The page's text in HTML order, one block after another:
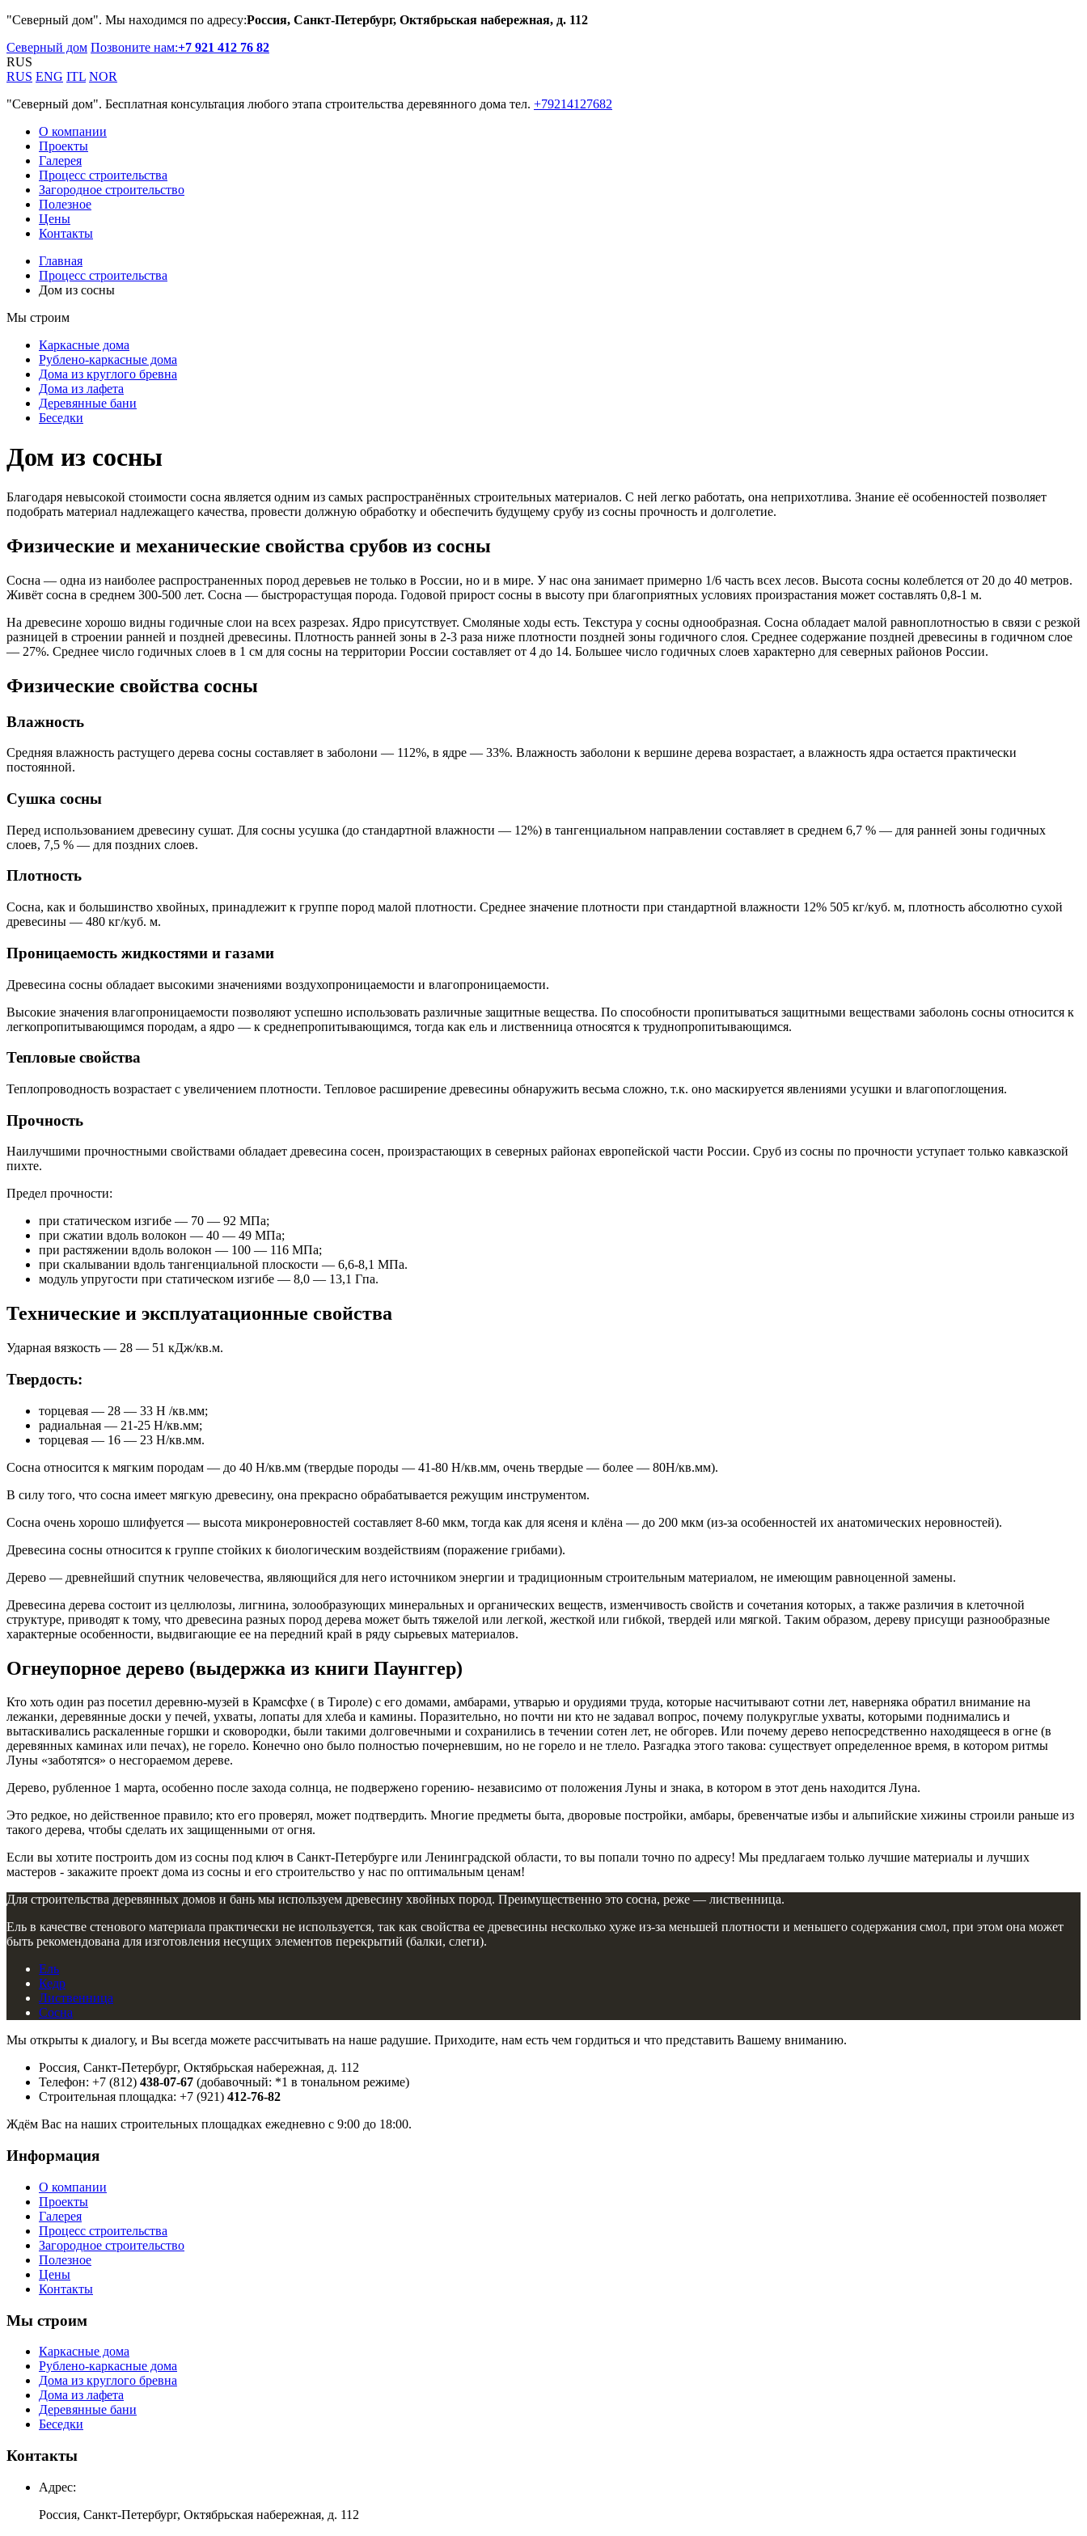
"Северный дом". Мы находимся по адресу:Россия, Санкт-Петербург, Октябрьская набережная, д. 112
Северный дом Позвоните нам:+7 921 412 76 82
RUS
RUS ENG ITL NOR
"Северный дом". Бесплатная консультация любого этапа строительства деревянного дома тел. +79214127682
О компании
Проекты
Галерея
Процесс строительства
Загородное строительство
Полезное
Цены
Контакты
Главная
Процесс строительства
Дом из сосны
Мы строим
Каркасные дома
Рублено-каркасные дома
Дома из круглого бревна
Дома из лафета
Деревянные бани
Беседки
Дом из сосны
Благодаря невысокой стоимости сосна является одним из самых распространённых строительных материалов. С ней легко работать, она неприхотлива. Знание её особенностей позволяет
подобрать материал надлежащего качества, провести должную обработку и обеспечить будущему срубу из сосны прочность и долголетие.
Физические и механические свойства срубов из сосны
Сосна — одна из наиболее распространенных пород деревьев не только в России, но и в мире. У нас она занимает примерно 1/6 часть всех лесов. Высота сосны колеблется от 20 до 40 метров.
Живёт сосна в среднем 300-500 лет. Сосна — быстрорастущая порода. Годовой прирост сосны в высоту при благоприятных условиях произрастания может составлять 0,8-1 м.
На древесине хорошо видны годичные слои на всех разрезах. Ядро присутствует. Смоляные ходы есть. Текстура у сосны однообразная. Сосна обладает малой равноплотностью в связи с резкой
разницей в строении ранней и поздней древесины. Плотность ранней зоны в 2-3 раза ниже плотности поздней зоны годичного слоя. Среднее содержание поздней древесины в годичном слое
— 27%. Среднее число годичных слоев в 1 см для сосны на территории России составляет от 4 до 14. Большее число годичных слоев характерно для северных районов России.
Физические свойства сосны
Влажность
Средняя влажность растущего дерева сосны составляет в заболони — 112%, в ядре — 33%. Влажность заболони к вершине дерева возрастает, а влажность ядра остается практически
постоянной.
Сушка сосны
Перед использованием древесину сушат. Для сосны усушка (до стандартной влажности — 12%) в тангенциальном направлении составляет в среднем 6,7 % — для ранней зоны годичных
слоев, 7,5 % — для поздних слоев.
Плотность
Сосна, как и большинство хвойных, принадлежит к группе пород малой плотности. Среднее значение плотности при стандартной влажности 12% 505 кг/куб. м, плотность абсолютно сухой
древесины — 480 кг/куб. м.
Проницаемость жидкостями и газами
Древесина сосны обладает высокими значениями воздухопроницаемости и влагопроницаемости.
Высокие значения влагопроницаемости позволяют успешно использовать различные защитные вещества. По способности пропитываться защитными веществами заболонь сосны относится к
легкопропитывающимся породам, а ядро — к среднепропитывающимся, тогда как ель и лиственница относятся к труднопропитывающимся.
Тепловые свойства
Теплопроводность возрастает с увеличением плотности. Тепловое расширение древесины обнаружить весьма сложно, т.к. оно маскируется явлениями усушки и влагопоглощения.
Прочность
Наилучшими прочностными свойствами обладает древесина сосен, произрастающих в северных районах европейской части России. Сруб из сосны по прочности уступает только кавказской
пихте.
Предел прочности:
при статическом изгибе — 70 — 92 МПа;
при сжатии вдоль волокон — 40 — 49 МПа;
при растяжении вдоль волокон — 100 — 116 МПа;
при скалывании вдоль тангенциальной плоскости — 6,6-8,1 МПа.
модуль упругости при статическом изгибе — 8,0 — 13,1 Гпа.
Технические и эксплуатационные свойства
Ударная вязкость — 28 — 51 кДж/кв.м.
Твердость:
торцевая — 28 — 33 Н /кв.мм;
радиальная — 21-25 Н/кв.мм;
торцевая — 16 — 23 Н/кв.мм.
Сосна относится к мягким породам — до 40 Н/кв.мм (твердые породы — 41-80 Н/кв.мм, очень твердые — более — 80Н/кв.мм).
В силу того, что сосна имеет мягкую древесину, она прекрасно обрабатывается режущим инструментом.
Сосна очень хорошо шлифуется — высота микронеровностей составляет 8-60 мкм, тогда как для ясеня и клёна — до 200 мкм (из-за особенностей их анатомических неровностей).
Древесина сосны относится к группе стойких к биологическим воздействиям (поражение грибами).
Дерево — древнейший спутник человечества, являющийся для него источником энергии и традиционным строительным материалом, не имеющим равноценной замены.
Древесина дерева состоит из целлюлозы, лигнина, золообразующих минеральных и органических веществ, изменчивость свойств и сочетания которых, а также различия в клеточной
структуре, приводят к тому, что древесина разных пород дерева может быть тяжелой или легкой, жесткой или гибкой, твердей или мягкой. Таким образом, дереву присущи разнообразные
характерные особенности, выдвигающие ее на передний край в ряду сырьевых материалов.
Огнеупорное дерево (выдержка из книги Паунггер)
Кто хоть один раз посетил деревню-музей в Крамсфхе ( в Тироле) с его домами, амбарами, утварью и орудиями труда, которые насчитывают сотни лет, наверняка обратил внимание на
лежанки, деревянные доски у печей, ухваты, лопаты для хлеба и камины. Поразительно, но почти ни кто не задавал вопрос, почему полукруглые ухваты, которыми поднимались и
вытаскивались раскаленные горшки и сковородки, были такими долговечными и сохранились в течении сотен лет, не обгорев. Или почему дерево непосредственно находящееся в огне (в
деревянных каминах или печах), не горело. Конечно оно было полностью почерневшим, но не горело и не тлело. Разгадка этого такова: существует определенное время, в котором ритмы
Луны «заботятся» о несгораемом дереве.
Дерево, рубленное 1 марта, особенно после захода солнца, не подвержено горению- независимо от положения Луны и знака, в котором в этот день находится Луна.
Это редкое, но действенное правило; кто его проверял, может подтвердить. Многие предметы быта, дворовые постройки, амбары, бревенчатые избы и альпийские хижины строили раньше из
такого дерева, чтобы сделать их защищенными от огня.
Если вы хотите построить дом из сосны под ключ в Санкт-Петербурге или Ленинградской области, то вы попали точно по адресу! Мы предлагаем только лучшие материалы и лучших
мастеров - закажите проект дома из сосны и его строительство у нас по оптимальным ценам!
Для строительства деревянных домов и бань мы используем древесину хвойных пород. Преимущественно это сосна, реже — лиственница.
Ель в качестве стенового материала практически не используется, так как свойства ее древесины несколько хуже из-за меньшей плотности и меньшего содержания смол, при этом она может
быть рекомендована для изготовления несущих элементов перекрытий (балки, слеги).
Ель
Кедр
Лиственница
Сосна
Мы открыты к диалогу, и Вы всегда можете рассчитывать на наше радушие. Приходите, нам есть чем гордиться и что представить Вашему вниманию.
Россия, Санкт-Петербург, Октябрьская набережная, д. 112
Телефон: +7 (812) 438-07-67 (добавочный: *1 в тональном режиме)
Строительная площадка: +7 (921) 412-76-82
Ждём Вас на наших строительных площадках ежедневно с 9:00 до 18:00.
Информация
О компании
Проекты
Галерея
Процесс строительства
Загородное строительство
Полезное
Цены
Контакты
Мы строим
Каркасные дома
Рублено-каркасные дома
Дома из круглого бревна
Дома из лафета
Деревянные бани
Беседки
Контакты
Адрес:
Россия, Санкт-Петербург, Октябрьская набережная, д. 112